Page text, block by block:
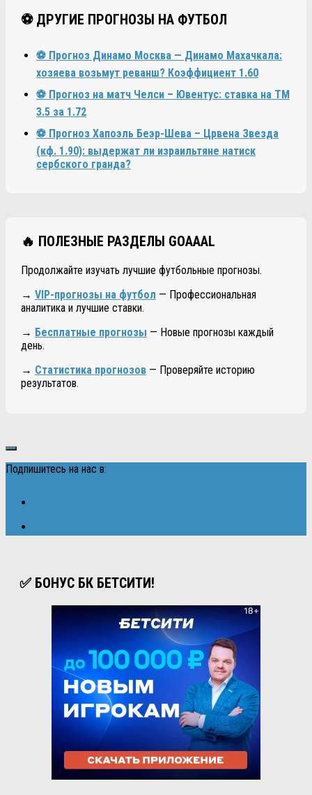
⚽ ДРУГИЕ ПРОГНОЗЫ НА ФУТБОЛ
⚽ Прогноз Динамо Москва — Динамо Махачкала:
хозяева возьмут реванш? Коэффициент 1.60
⚽ Прогноз на матч Челси – Ювентус: ставка на ТМ
3.5 за 1.72
⚽ Прогноз Хапоэль Беэр-Шева – Црвена Звезда
(кф. 1.90): выдержат ли израильтяне натиск
сербского гранда?
🔥 ПОЛЕЗНЫЕ РАЗДЕЛЫ GOAAAL
Продолжайте изучать лучшие футбольные прогнозы.
→ VIP-прогнозы на футбол — Профессиональная
аналитика и лучшие ставки.
→ Бесплатные прогнозы — Новые прогнозы каждый
день.
→ Статистика прогнозов — Проверяйте историю
результатов.
Подпишитесь на нас в:
✅ БОНУС БК БЕТСИТИ!